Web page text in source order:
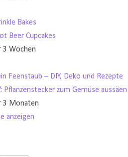
Bakes
Beer Cupcakes
3 Wochen
Feenstaub – DIY, Deko und Rezepte
Pflanzenstecker zum Gemüse
3 Monaten
anzeigen